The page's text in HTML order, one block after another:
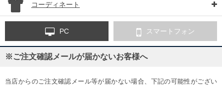
コーディネート
PC スマートフォン
※ご注文確認メールが届かないお客様へ
当店からのご注文確認メール等が届かない場合、下記の可能性がござい